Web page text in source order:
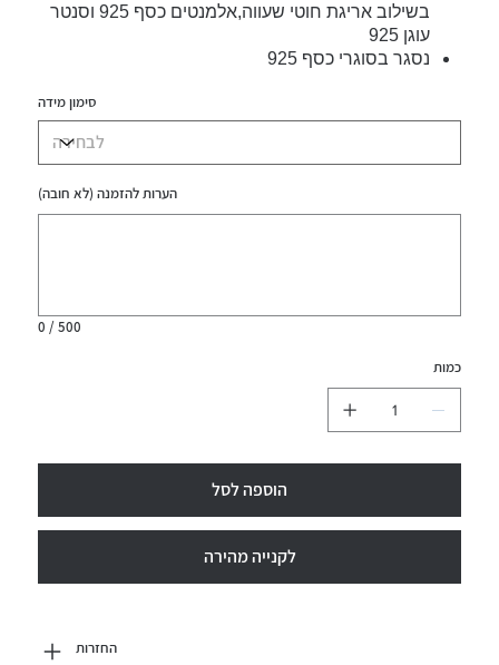
בשילוב אריגת חוטי שעווה,אלמנטים כסף 925 וסנטר
עוגן 925
נסגר בסוגרי כסף 925
סימון מידה
הערות להזמנה (לא חובה)
0 / 500
כמות
הוספה לסל
לקנייה מהירה
החזרות